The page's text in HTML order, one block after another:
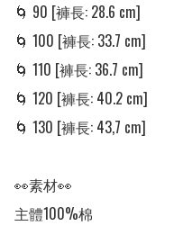
🌀 90 [褲長: 28.6 cm]
🌀 100 [褲長: 33.7 cm]
🌀 110 [褲長: 36.7 cm]
🌀 120 [褲長: 40.2 cm]
🌀 130 [褲長: 43,7 cm]
👀素材👀
主體100%棉